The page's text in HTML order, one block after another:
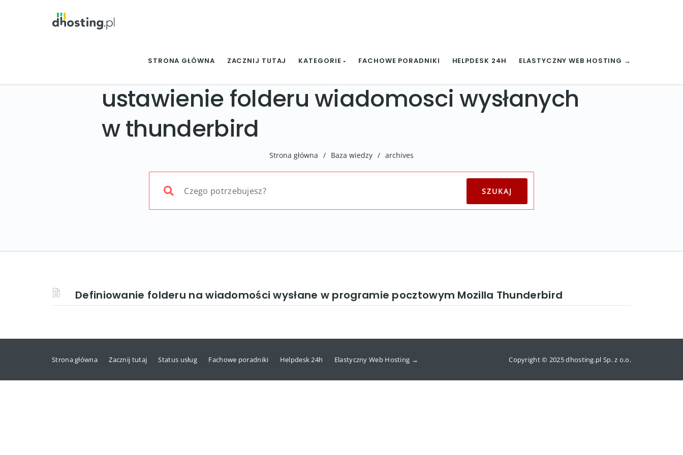
STRONA GŁÓWNA ZACZNIJ TUTAJ KATEGORIE FACHOWE PORADNIKI HELPDESK 24H ELASTYCZNY WEB HOSTING →
ustawienie folderu wiadomosci wysłanych
w thunderbird
Strona główna / Baza wiedzy / archives
Definiowanie folderu na wiadomości wysłane w programie pocztowym Mozilla Thunderbird
Strona główna Zacznij tutaj Status usług Fachowe poradniki Helpdesk 24h Elastyczny Web Hosting → Copyright © 2025 dhosting.pl Sp. z o.o.